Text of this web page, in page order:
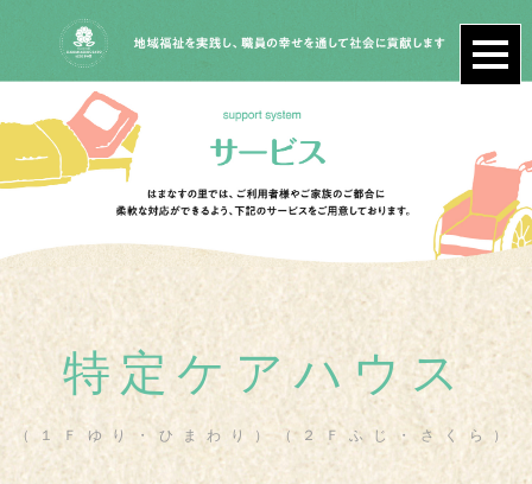
特定ケアハウス
（１Ｆゆり・ひまわり）（２Ｆふじ・さくら）